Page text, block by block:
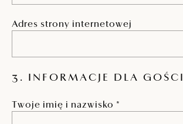
Adres strony internetowej
3. INFORMACJE DLA GOŚCI
Twoje imię i nazwisko *